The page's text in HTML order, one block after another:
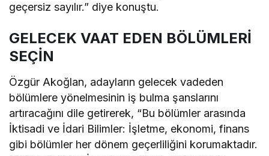
geçersiz sayılır.” diye konuştu.
GELECEK VAAT EDEN BÖLÜMLERİ
SEÇİN
Özgür Akoğlan, adayların gelecek vadeden
bölümlere yönelmesinin iş bulma şanslarını
artıracağını dile getirerek, “Bu bölümler arasında
İktisadi ve İdari Bilimler: İşletme, ekonomi, finans
gibi bölümler her dönem geçerliliğini korumaktadır.